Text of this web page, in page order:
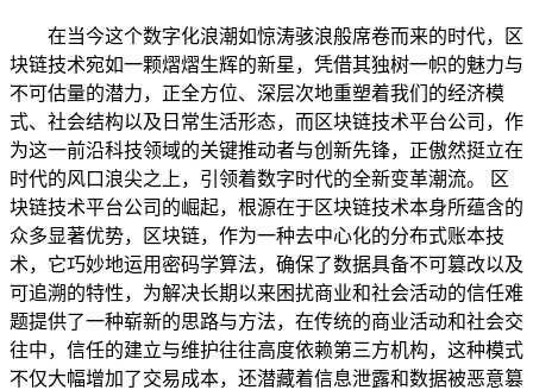
在当今这个数字化浪潮如惊涛骇浪般席卷而来的时代，区
块链技术宛如一颗熠熠生辉的新星，凭借其独树一帜的魅力与
不可估量的潜力，正全方位、深层次地重塑着我们的经济模
式、社会结构以及日常生活形态，而区块链技术平台公司，作
为这一前沿科技领域的关键推动者与创新先锋，正傲然挺立在
时代的风口浪尖之上，引领着数字时代的全新变革潮流。 区
块链技术平台公司的崛起，根源在于区块链技术本身所蕴含的
众多显著优势，区块链，作为一种去中心化的分布式账本技
术，它巧妙地运用密码学算法，确保了数据具备不可篡改以及
可追溯的特性，为解决长期以来困扰商业和社会活动的信任难
题提供了一种崭新的思路与方法，在传统的商业活动和社会交
往中，信任的建立与维护往往高度依赖第三方机构，这种模式
不仅大幅增加了交易成本，还潜藏着信息泄露和数据被恶意篡